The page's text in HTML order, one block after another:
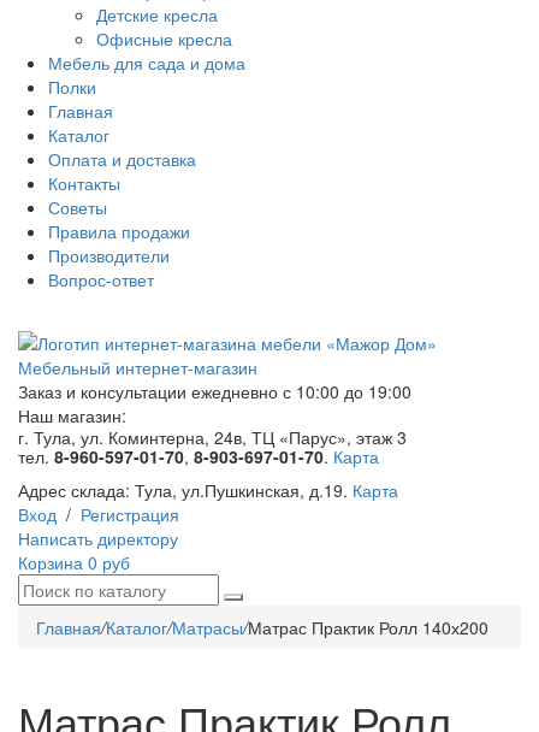
Детские кресла
Офисные кресла
Мебель для сада и дома
Полки
Главная
Каталог
Оплата и доставка
Контакты
Советы
Правила продажи
Производители
Вопрос-ответ
Мебельный интернет-магазин
Заказ и консультации ежедневно с 10:00 до 19:00
Наш магазин:
г. Тула, ул. Коминтерна, 24в, ТЦ «Парус», этаж 3
тел. 8-960-597-01-70, 8-903-697-01-70. Карта
Адрес склада: Тула, ул.Пушкинская, д.19. Карта
Вход / Регистрация
Написать директору
Корзина 0 руб
Главная/Каталог/Матрасы/Матрас Практик Ролл 140х200